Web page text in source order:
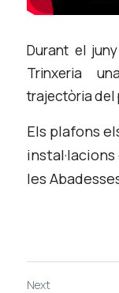
Durant el
Trinxeria
trajectòria del
Els plafons
les
Next